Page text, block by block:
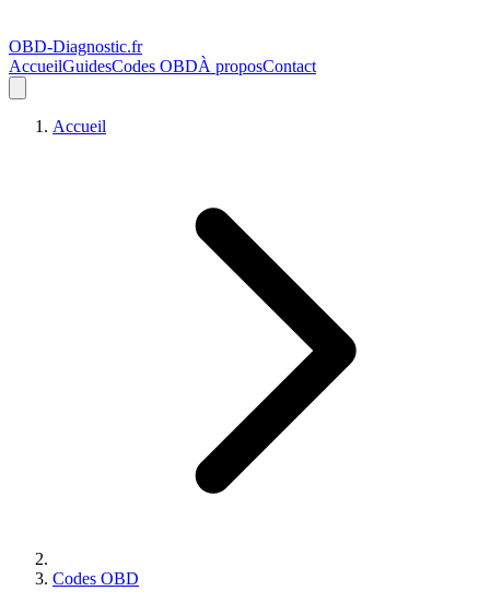
OBD-Diagnostic.fr
AccueilGuidesCodes OBDÀ proposContact
Accueil
Codes OBD